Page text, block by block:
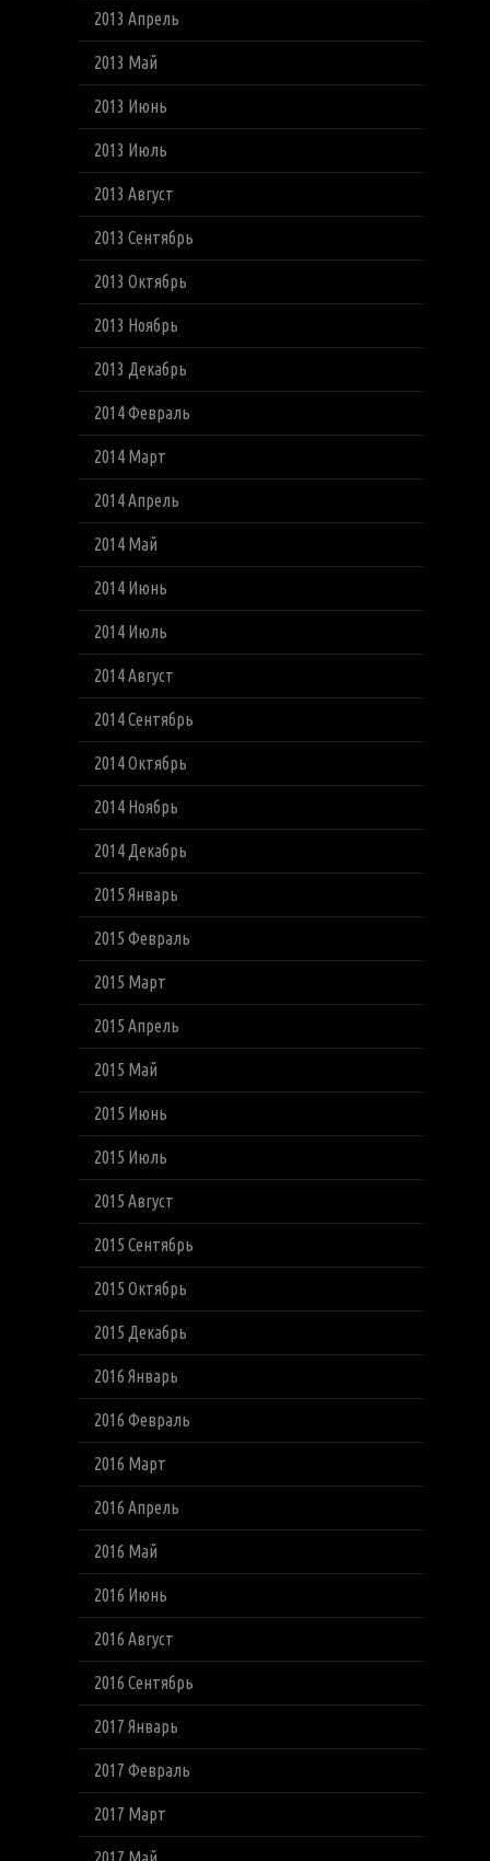
2013 Апрель
2013 Май
2013 Июнь
2013 Июль
2013 Август
2013 Сентябрь
2013 Октябрь
2013 Ноябрь
2013 Декабрь
2014 Февраль
2014 Март
2014 Апрель
2014 Май
2014 Июнь
2014 Июль
2014 Август
2014 Сентябрь
2014 Октябрь
2014 Ноябрь
2014 Декабрь
2015 Январь
2015 Февраль
2015 Март
2015 Апрель
2015 Май
2015 Июнь
2015 Июль
2015 Август
2015 Сентябрь
2015 Октябрь
2015 Декабрь
2016 Январь
2016 Февраль
2016 Март
2016 Апрель
2016 Май
2016 Июнь
2016 Август
2016 Сентябрь
2017 Январь
2017 Февраль
2017 Март